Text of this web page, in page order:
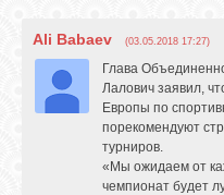
Ali Babaev (03.05.2018 17:27)
Глава
Лалович заявил,
Европы по
порекомендуют
турниров.
«Мы ожидаем от
чемпионат будет